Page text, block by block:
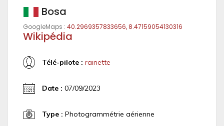
Bosa
GoogleMaps : 40.2969357833656, 8.47159054130316
Wikipédia
Télé-pilote : rainette
Date : 07/09/2023
Type : Photogrammétrie aérienne